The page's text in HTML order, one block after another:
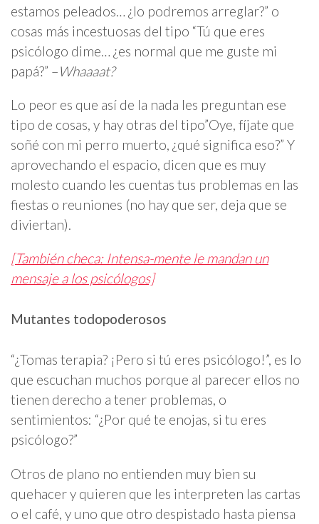
estamos peleados… ¿lo podremos arreglar?” o
cosas más incestuosas del tipo “Tú que eres
psicólogo dime… ¿es normal que me guste mi
papá?” –Whaaaat?
Lo peor es que así de la nada les preguntan ese
tipo de cosas, y hay otras del tipo”Oye, fíjate que
soñé con mi perro muerto, ¿qué significa eso?” Y
aprovechando el espacio, dicen que es muy
molesto cuando les cuentas tus problemas en las
fiestas o reuniones (no hay que ser, deja que se
diviertan).
[También checa: Intensa-mente le mandan un
mensaje a los psicólogos]
Mutantes todopoderosos
“¿Tomas terapia? ¡Pero si tú eres psicólogo!”, es lo
que escuchan muchos porque al parecer ellos no
tienen derecho a tener problemas, o
sentimientos: “¿Por qué te enojas, si tu eres
psicólogo?”
Otros de plano no entienden muy bien su
quehacer y quieren que les interpreten las cartas
o el café, y uno que otro despistado hasta piensa